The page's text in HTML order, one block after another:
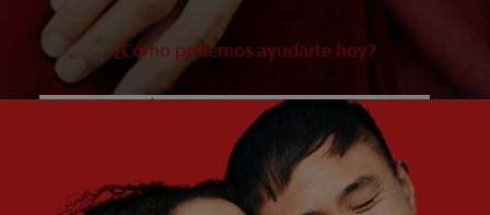
¿Cómo podemos ayudarte hoy?
¿QUÉ ES LO QUE NECESITAS?